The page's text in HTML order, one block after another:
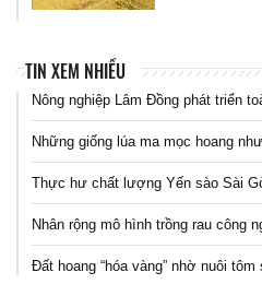
TIN XEM NHIỀU
Nông nghiệp Lâm Đồng phát triển
Những giống lúa ma mọc hoang
Thực hư chất lượng Yến sào Sài
Nhân rộng mô hình trồng rau công
Đất hoang “hóa vàng” nhờ nuôi tôm